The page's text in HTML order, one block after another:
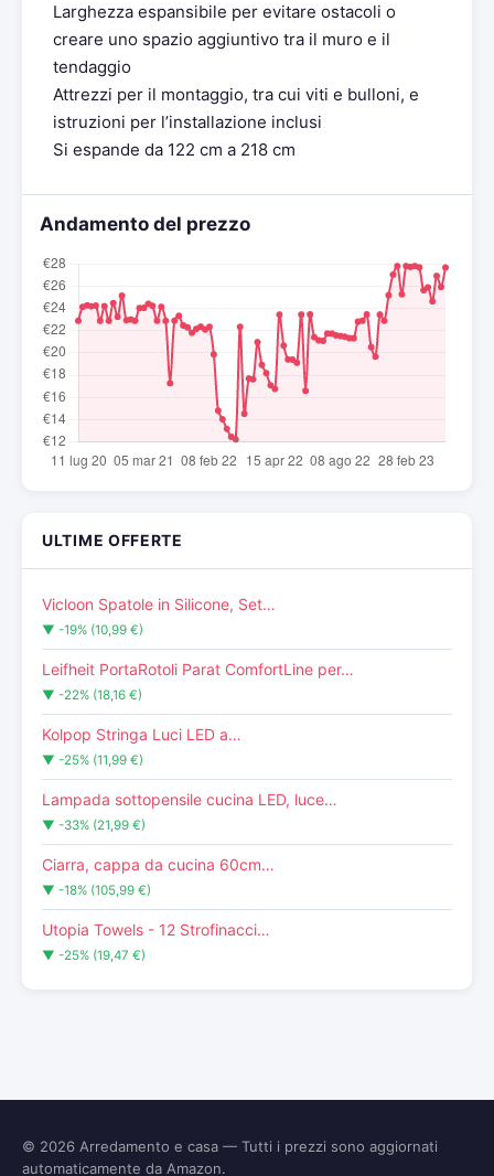
Larghezza espansibile per evitare ostacoli o
creare uno spazio aggiuntivo tra il muro e il
tendaggio
Attrezzi per il montaggio, tra cui viti e bulloni, e
istruzioni per l’installazione inclusi
Si espande da 122 cm a 218 cm
Andamento del prezzo
ULTIME OFFERTE
Vicloon Spatole in Silicone, Set…
▼ -19% (10,99 €)
Leifheit PortaRotoli Parat ComfortLine per…
▼ -22% (18,16 €)
Kolpop Stringa Luci LED a…
▼ -25% (11,99 €)
Lampada sottopensile cucina LED, luce…
▼ -33% (21,99 €)
Ciarra, cappa da cucina 60cm…
▼ -18% (105,99 €)
Utopia Towels - 12 Strofinacci…
▼ -25% (19,47 €)
© 2026 Arredamento e casa — Tutti i prezzi sono aggiornati
automaticamente da Amazon.